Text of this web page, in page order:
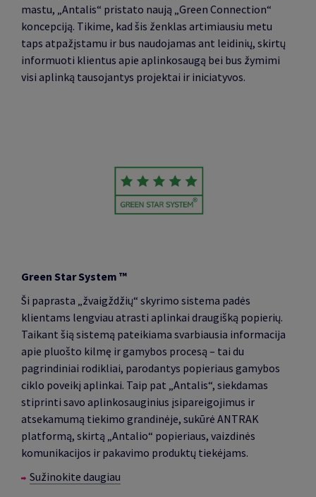
mastu, „Antalis“ pristato naują „Green Connection“
koncepciją. Tikime, kad šis ženklas artimiausiu metu
taps atpažįstamu ir bus naudojamas ant leidinių, skirtų
informuoti klientus apie aplinkosaugą bei bus žymimi
visi aplinką tausojantys projektai ir iniciatyvos.
Green Star System ™
Ši paprasta „žvaigždžių“ skyrimo sistema padės
klientams lengviau atrasti aplinkai draugišką popierių.
Taikant šią sistemą pateikiama svarbiausia informacija
apie pluošto kilmę ir gamybos procesą – tai du
pagrindiniai rodikliai, parodantys popieriaus gamybos
ciklo poveikį aplinkai. Taip pat „Antalis“, siekdamas
stiprinti savo aplinkosauginius įsipareigojimus ir
atsekamumą tiekimo grandinėje, sukūrė ANTRAK
platformą, skirtą „Antalio“ popieriaus, vaizdinės
komunikacijos ir pakavimo produktų tiekėjams.
Sužinokite daugiau